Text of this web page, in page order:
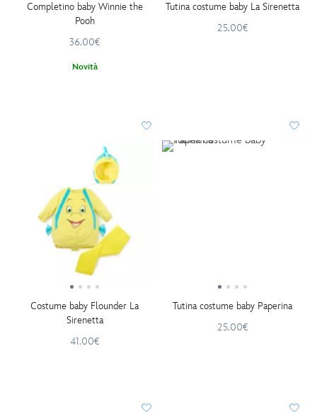
Completino baby Winnie the
Pooh
36.00€
Novità
Tutina costume baby La Sirenetta
25.00€
Costume baby Flounder La
Sirenetta
41.00€
Tutina costume baby Paperina
25.00€